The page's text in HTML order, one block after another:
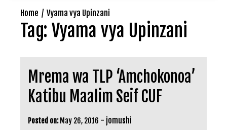
Home Vyama vya Upinzani
Tag: Vyama vya Upinzani
Mrema wa TLP ‘Amchokonoa’
Katibu Maalim Seif CUF
Posted on: May 26, 2016 - jomushi